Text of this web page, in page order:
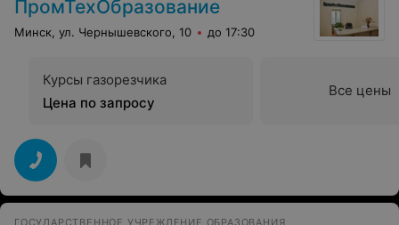
ПромТехОбразование
Минск, ул. Чернышевского, 10 до 17:30
Курсы газорезчика
Цена по запросу
Все цены